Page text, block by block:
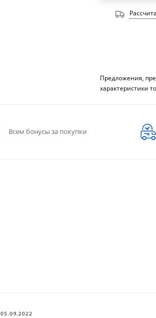
Предложения,
характеристики
Всем бонусы за покупки
05.09.2022